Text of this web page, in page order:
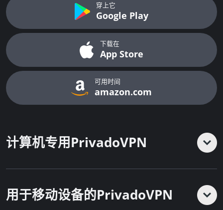
穿上它
Google Play
下载在
App Store
可用时间
amazon.com
计算机专用PrivadoVPN
用于移动设备的PrivadoVPN